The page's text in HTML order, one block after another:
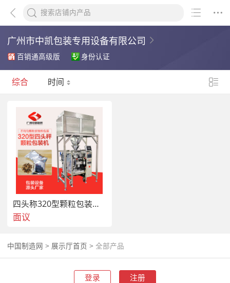
广州市中凯包装专用设备有限公司
百销通高级版 身份认证
综合 时间
四头称320型颗粒包装机 食品颗粒大型包装机
面议
中国制造网 > 展示厅首页 > 全部产品
登录 注册